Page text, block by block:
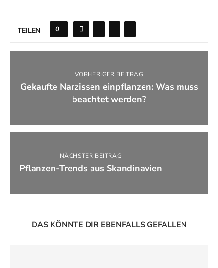
TEILEN 0
VORHERIGER BEITRAG
Gekaufte Narzissen einpflanzen: Was muss
beachtet werden?
NÄCHSTER BEITRAG
Pflanzen-Trends aus Skandinavien
DAS KÖNNTE DIR EBENFALLS GEFALLEN